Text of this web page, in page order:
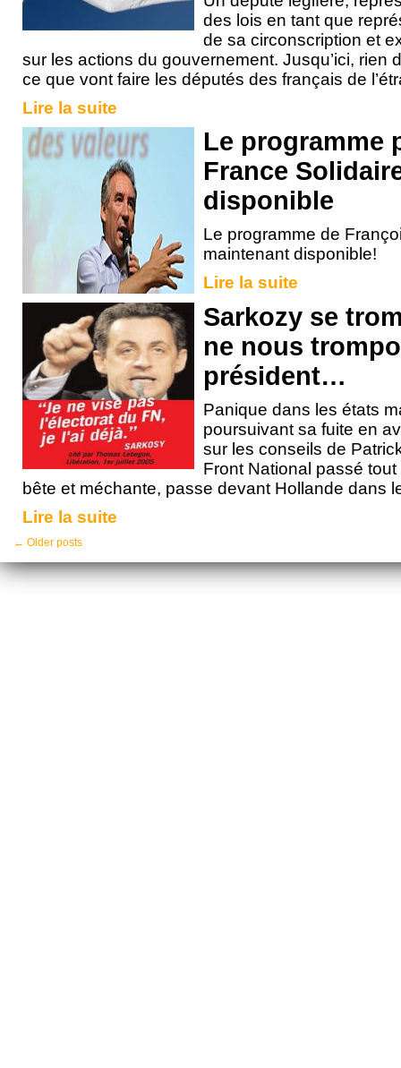
des lois en tant que
de sa circonscription et
sur les actions du gouvernement. Jusqu’ici, rien
ce que vont faire les députés des français de
Lire la suite
Le programme
France
disponible
Le programme de
maintenant disponible!
Lire la suite
Sarkozy se
ne nous
président…
Panique dans les états
poursuivant sa fuite en
sur les conseils de
Front National passé tout
bête et méchante, passe devant Hollande dans
Lire la suite
← Older posts